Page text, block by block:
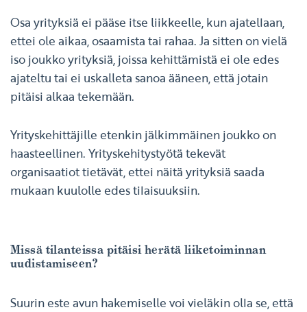
Osa yrityksiä ei pääse itse liikkeelle, kun ajatellaan,
ettei ole aikaa, osaamista tai rahaa. Ja sitten on vielä
iso joukko yrityksiä, joissa kehittämistä ei ole edes
ajateltu tai ei uskalleta sanoa ääneen, että jotain
pitäisi alkaa tekemään.
Yrityskehittäjille etenkin jälkimmäinen joukko on
haasteellinen. Yrityskehitystyötä tekevät
organisaatiot tietävät, ettei näitä yrityksiä saada
mukaan kuulolle edes tilaisuuksiin.
Missä tilanteissa pitäisi herätä liiketoiminnan
uudistamiseen?
Suurin este avun hakemiselle voi vieläkin olla se, että